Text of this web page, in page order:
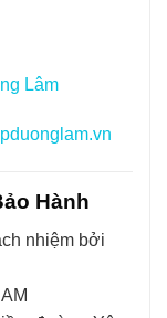
Lâm
Hành
nhiệm bởi